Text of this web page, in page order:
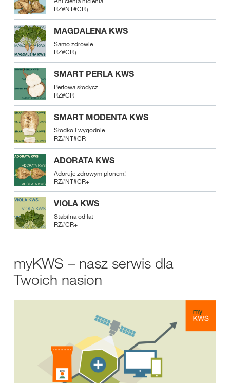
RZ#NT#CR+
MAGDALENA KWS
Samo zdrowie
RZ#CR+
SMART PERLA KWS
Perłowa słodycz
RZ#CR
SMART MODENTA KWS
Słodko i wygodnie
RZ#NT#CR
ADORATA KWS
Adoruje zdrowym plonem!
RZ#NT#CR+
VIOLA KWS
Stabilna od lat
RZ#CR+
myKWS – nasz serwis dla
Twoich nasion